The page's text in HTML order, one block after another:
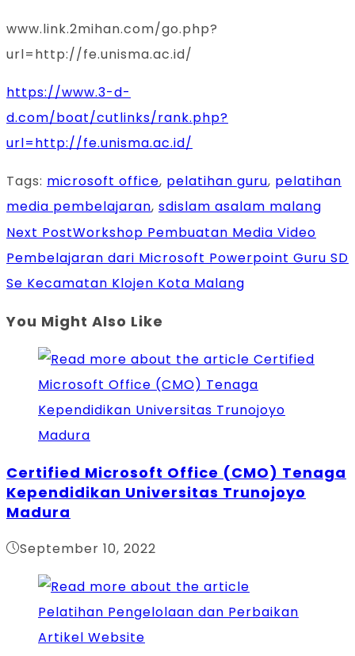
www.link.2mihan.com/go.php?
url=http://fe.unisma.ac.id/
https://www.3-d-
d.com/boat/cutlinks/rank.php?
url=http://fe.unisma.ac.id/
Tags: microsoft office, pelatihan guru, pelatihan
media pembelajaran, sdislam asalam malang
Next PostWorkshop Pembuatan Media Video
Pembelajaran dari Microsoft Powerpoint Guru SD
Se Kecamatan Klojen Kota Malang
You Might Also Like
Certified Microsoft Office (CMO) Tenaga
Kependidikan Universitas Trunojoyo
Madura
September 10, 2022